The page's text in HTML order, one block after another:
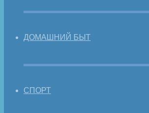
ДОМАШНИЙ БЫТ
СПОРТ